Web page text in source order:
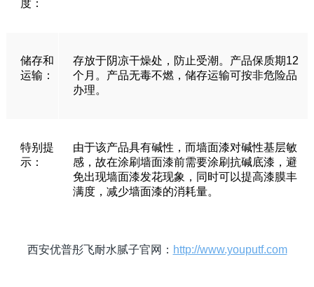
度：
储存和
运输：
存放于阴凉干燥处，防止受潮。产品保质期12
个月。产品无毒不燃，储存运输可按非危险品
办理。
特别提
示：
由于该产品具有碱性，而墙面漆对碱性基层敏
感，故在涂刷墙面漆前需要涂刷抗碱底漆，避
免出现墙面漆发花现象，同时可以提高漆膜丰
满度，减少墙面漆的消耗量。
西安优普彤飞耐水腻子官网： http://www.youputf.com